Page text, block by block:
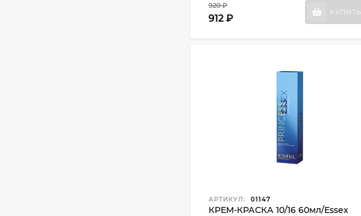
920 ₽
912 ₽
КУПИТЬ
АРТИКУЛ: 01147
КРЕМ-КРАСКА 10/16 60мл/Essex